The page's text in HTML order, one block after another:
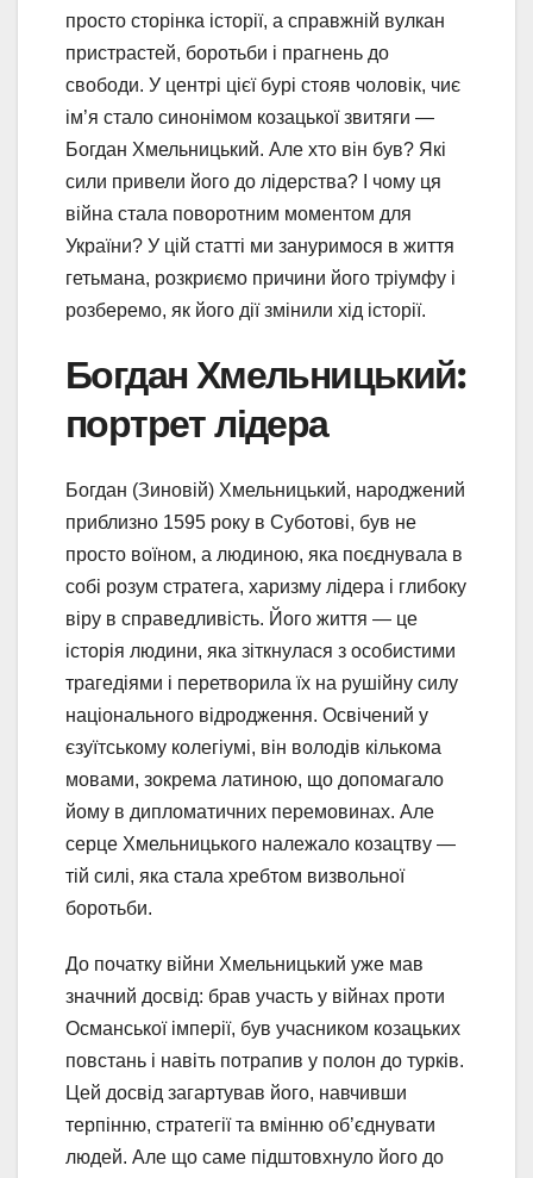
просто сторінка історії, а справжній вулкан
пристрастей, боротьби і прагнень до
свободи. У центрі цієї бурі стояв чоловік, чиє
ім’я стало синонімом козацької звитяги —
Богдан Хмельницький. Але хто він був? Які
сили привели його до лідерства? І чому ця
війна стала поворотним моментом для
України? У цій статті ми зануримося в життя
гетьмана, розкриємо причини його тріумфу і
розберемо, як його дії змінили хід історії.
Богдан Хмельницький:
портрет лідера
Богдан (Зиновій) Хмельницький, народжений
приблизно 1595 року в Суботові, був не
просто воїном, а людиною, яка поєднувала в
собі розум стратега, харизму лідера і глибоку
віру в справедливість. Його життя — це
історія людини, яка зіткнулася з особистими
трагедіями і перетворила їх на рушійну силу
національного відродження. Освічений у
єзуїтському колегіумі, він володів кількома
мовами, зокрема латиною, що допомагало
йому в дипломатичних перемовинах. Але
серце Хмельницького належало козацтву —
тій силі, яка стала хребтом визвольної
боротьби.
До початку війни Хмельницький уже мав
значний досвід: брав участь у війнах проти
Османської імперії, був учасником козацьких
повстань і навіть потрапив у полон до турків.
Цей досвід загартував його, навчивши
терпінню, стратегії та вмінню об’єднувати
людей. Але що саме підштовхнуло його до